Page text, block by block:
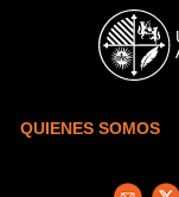
Skip to main content
QUIENES SOMOS